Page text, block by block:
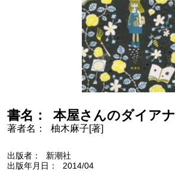
書名 本屋さんのダイアナ
著者名 柚木麻子[著]
出版者
新潮社
出版年月日
2014/04